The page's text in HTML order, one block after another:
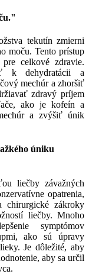
tekutín zmierni
moču. Tento prístup
celkové zdravie.
k dehydratácii a
mechúr a zhoršiť
zdravý príjem
ako je kofeín a
a zvýšiť únik
úniku
liečby závažných
opatrenia,
chirurgické zákroky
liečby. Mnoho
symptómov
ako sú úpravy
lieky.Je dôležité, aby
aby sa určil